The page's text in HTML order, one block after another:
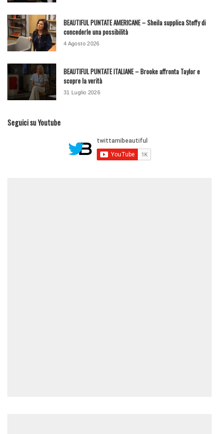
BEAUTIFUL PUNTATE AMERICANE – Sheila supplica Steffy di
concederle una possibilità
4 Agosto 2026
BEAUTIFUL PUNTATE ITALIANE – Brooke affronta Taylor e
scopre la verità
31 Luglio 2026
Seguici su Youtube